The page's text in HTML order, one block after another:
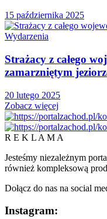
15 października 2025
Wydarzenia
Strażacy z całego
zamarzniętym
20 lutego 2025
Zobacz więcej
R E K L A M A
Jesteśmy niezależnym
również kompleksową
Dołącz do nas na social
Instagram: